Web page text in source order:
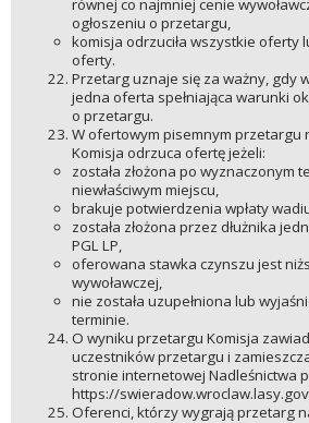
równej co najmniej cenie
ogłoszeniu o przetargu,
komisja odrzuciła wszystkie oferty
oferty.
Przetarg uznaje się za ważny, gdy
jedna oferta spełniająca warunki
o przetargu.
W ofertowym pisemnym przetargu
Komisja odrzuca ofertę jeżeli:
została złożona po wyznaczonym
niewłaściwym miejscu,
brakuje potwierdzenia wpłaty
została złożona przez dłużnika
PGL LP,
oferowana stawka czynszu jest
wywoławczej,
nie została uzupełniona lub
terminie.
O wyniku przetargu Komisja
uczestników przetargu i
stronie internetowej Nadleśnictwa
https://
Oferenci, którzy wygrają przetarg